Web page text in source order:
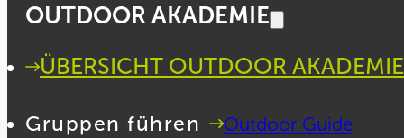
OUTDOOR AKADEMIE
ÜBERSICHT OUTDOOR AKADEMIE
Gruppen führen
Outdoor Guide